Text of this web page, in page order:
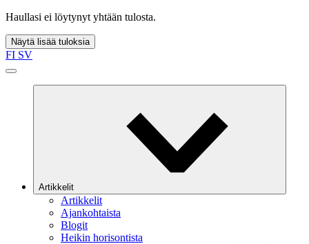
Haullasi ei löytynyt yhtään tulosta.
Näytä lisää tuloksia
FI SV
Artikkelit
Artikkelit
Ajankohtaista
Blogit
Heikin horisontista